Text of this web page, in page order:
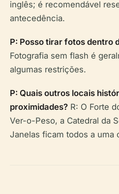
inglês; é recomendável
antecedência.
P: Posso tirar fotos dentro
Fotografia sem flash é
algumas restrições.
P: Quais outros locais
proximidades? R: O Forte
Ver-o-Peso, a Catedral da
Janelas ficam todos a uma